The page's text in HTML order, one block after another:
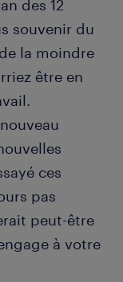
des 12
souvenir du
la moindre
être en
ces
pas
peut-être
à votre